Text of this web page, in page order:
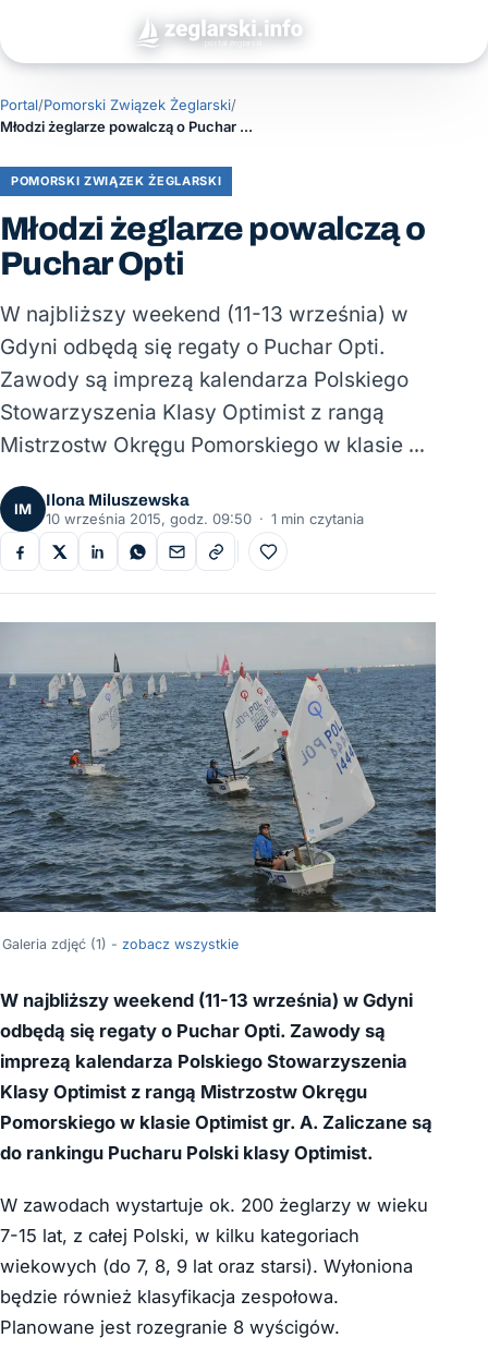
Portal/Pomorski Związek Żeglarski/
Młodzi żeglarze powalczą o Puchar Opti
POMORSKI ZWIĄZEK ŻEGLARSKI
Młodzi żeglarze powalczą o
Puchar Opti
W najbliższy weekend (11-13 września) w
Gdyni odbędą się regaty o Puchar Opti.
Zawody są imprezą kalendarza Polskiego
Stowarzyszenia Klasy Optimist z rangą
Mistrzostw Okręgu Pomorskiego w klasie …
IM
Ilona Miluszewska
10 września 2015, godz. 09:50 · 1 min czytania
Do ulubionych
Galeria zdjęć (1) - zobacz wszystkie
W najbliższy weekend (11-13 września) w Gdyni
odbędą się regaty o Puchar Opti. Zawody są
imprezą kalendarza Polskiego Stowarzyszenia
Klasy Optimist z rangą Mistrzostw Okręgu
Pomorskiego w klasie Optimist gr. A. Zaliczane są
do rankingu Pucharu Polski klasy Optimist.
W zawodach wystartuje ok. 200 żeglarzy w wieku
7-15 lat, z całej Polski, w kilku kategoriach
wiekowych (do 7, 8, 9 lat oraz starsi). Wyłoniona
będzie również klasyfikacja zespołowa.
Planowane jest rozegranie 8 wyścigów.